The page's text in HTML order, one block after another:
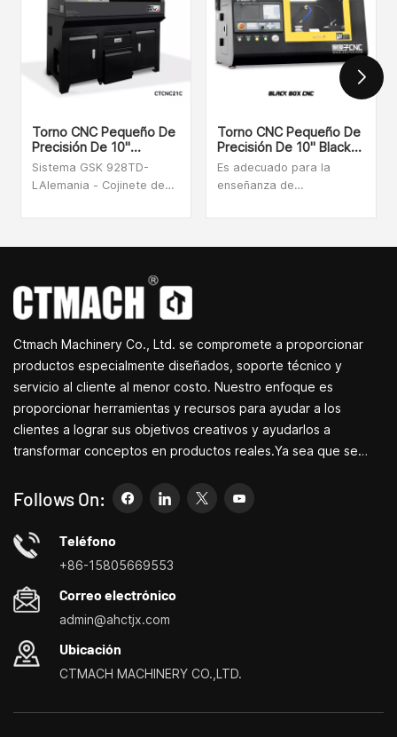
Torno CNC Pequeño De
Precisión De 10"
CTCNC21C
Sistema GSK 928TD-
LAlemania - Cojinete de
bolas rectificado grado
alimentación de dos
ejes.Portaherramientas
estaciones, sistema de
refrigeración e
iluminación.Temple de alta
cubierta protectora
completamente
cerradaDepósito de
cajón de virutas separado
para una fácil evacuación
almacenamiento
Torno CNC Pequeño De
Precisión De 10" Black
Box CNC
Es adecuado para la
enseñanza de
escuelas, centros de
aviones, procesamiento
de piezas de relojes,
titanio, acero inoxidable,
acero 45, hierro, aluminio,
cobre y otros no. -metales
ferrosos, madera, nailon y
otros materiales blandos.
Ctmach Machinery Co., Ltd. se compromete a proporcionar
productos especialmente diseñados, soporte técnico y
servicio al cliente al menor costo. Nuestro enfoque es
proporcionar herramientas y recursos para ayudar a los
clientes a lograr sus objetivos creativos y ayudarlos a
transformar conceptos en productos reales.Ya sea que se
simplemente sea un emprendedor creativo, las pequeñas
máquinas herramienta de Bite pueden permitirle satisfacer sus
necesidades de manera más fácil, rápida y
económica.Especializados en pequeños centros de
domésticos, taladradoras y fresadoras domésticas, pequeños
tornos, taladradores y fresadores multifuncionales.
Follows On:
Teléfono
+86-15805669553
Correo electrónico
admin@ahctjx.com
Ubicación
CTMACH MACHINERY CO.,LTD.